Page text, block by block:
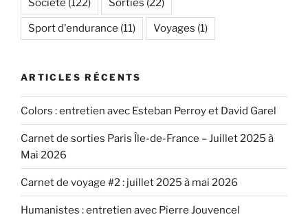
Société (122) Sorties (22)
Sport d'endurance (11) Voyages (1)
ARTICLES RÉCENTS
Colors : entretien avec Esteban Perroy et David Garel
Carnet de sorties Paris Île-de-France – Juillet 2025 à
Mai 2026
Carnet de voyage #2 : juillet 2025 à mai 2026
Humanistes : entretien avec Pierre Jouvencel